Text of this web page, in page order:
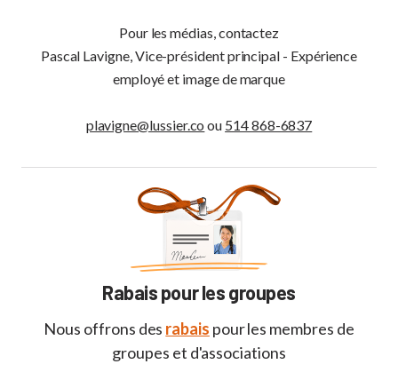
819 379-8958
Du lundi au vendredi / 8h30 à 17h
Victoriaville, QC G6P 4S9
Du lundi au vendredi / 8h30 à 17h (fermé de 12h à
Pour les médias, contactez
Pascal Lavigne, Vice-président principal - Expérience
employé et image de marque
plavigne@lussier.co ou 514 868-6837
Rabais pour les groupes
Nous offrons des rabais pour les membres de
groupes et d'associations